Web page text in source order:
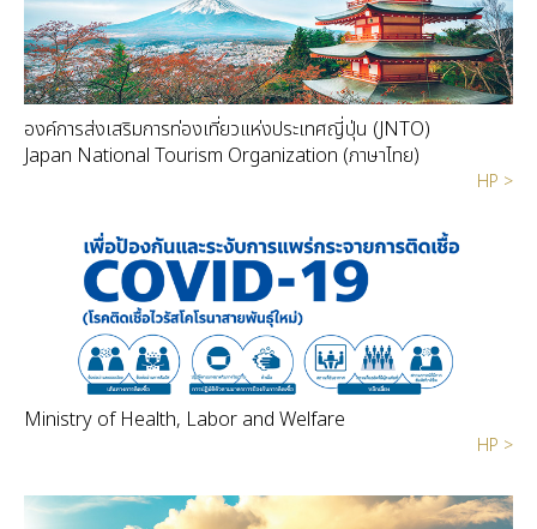
องค์การส่งเสริมการท่องเที่ยวแห่งประเทศญี่ปุ่น (JNTO)
Japan National Tourism Organization (ภาษาไทย)
HP >
Ministry of Health, Labor and Welfare
HP >